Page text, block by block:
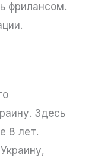
фрилансом.
Здесь
8 лет.